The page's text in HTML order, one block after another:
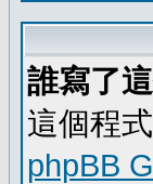
誰寫了
這個程
phpBB